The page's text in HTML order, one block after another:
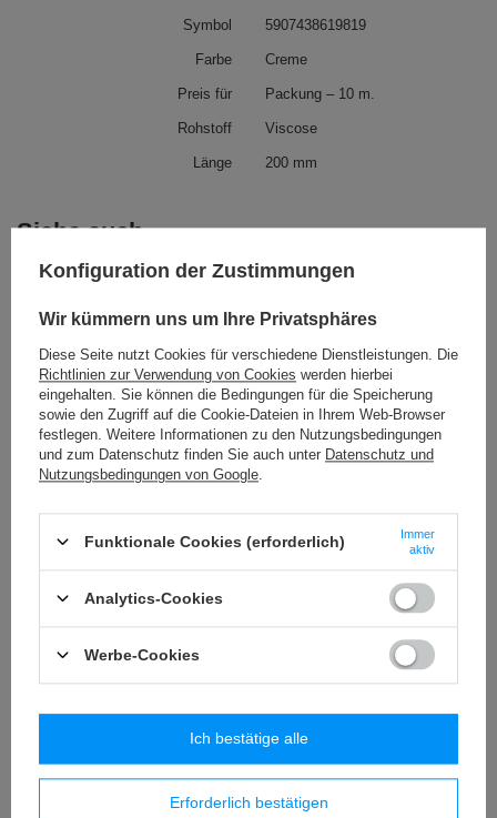
Symbol 5907438619819
Farbe Creme
Preis für Packung – 10 m.
Rohstoff Viscose
Länge 200 mm
Siehe auch
NL - 150c (10 m) Tanzfransen
46,90 €
T - 10A (50 m) metallisiertes Band
5,77 € / Packung
C - 136 (25 m) Spitze - 32 mm
15,29 €
35,74 € / Packung
Konfiguration der Zustimmungen
Wir kümmern uns um Ihre Privatsphäres
Diese Seite nutzt Cookies für verschiedene Dienstleistungen. Die
Richtlinien zur Verwendung von Cookies werden hierbei
eingehalten. Sie können die Bedingungen für die Speicherung
sowie den Zugriff auf die Cookie-Dateien in Ihrem Web-Browser
festlegen. Weitere Informationen zu den Nutzungsbedingungen
und zum Datenschutz finden Sie auch unter Datenschutz und
Nutzungsbedingungen von Google
Funktionale Cookies (erforderlich)
Immer
aktiv
Analytics-Cookies
Werbe-Cookies
Erforderlich bestätigen
Ich bestätige alle